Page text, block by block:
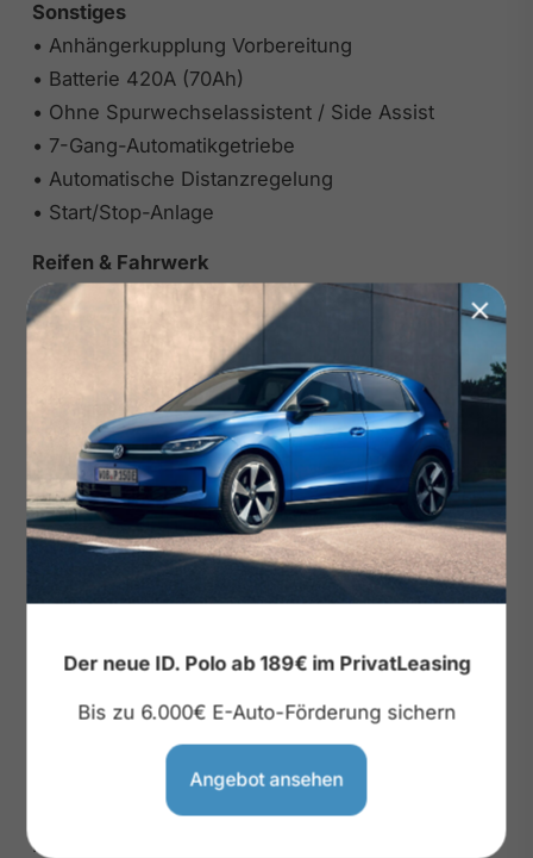
Sonstiges
• Anhängerkupplung Vorbereitung
• Batterie 420A (70Ah)
• Ohne Spurwechselassistent / Side Assist
• 7-Gang-Automatikgetriebe
• Automatische Distanzregelung
• Start/Stop-Anlage
Reifen & Fahrwerk
• LM-Felgen 19 Zoll
• Reifenkontrollanzeige
• Panoramadach elektrisch
• Dachreling schwarz
• Chrom-Paket
• Heckklappe elektrisch
• Metallic
• Kurzheck Terramar
• Wärmeschutzverglasung
• CUPRA Matrix LED Ultra
• LED-Hauptscheinwerfer mit variabler
• Matrix-Beam hochauflösend plus digitale
Projektion
Der neue ID. Polo ab 189€ im PrivatLeasing
Bis zu 6.000€ E-Auto-Förderung sichern
Angebot ansehen